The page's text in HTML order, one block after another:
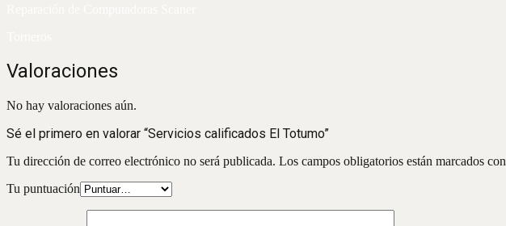
Valoraciones
No hay valoraciones aún.
Sé el primero en valorar “Servicios calificados El Totumo”
Tu dirección de correo electrónico no será publicada. Los campos obligatorios están marcados con
Tu puntuación